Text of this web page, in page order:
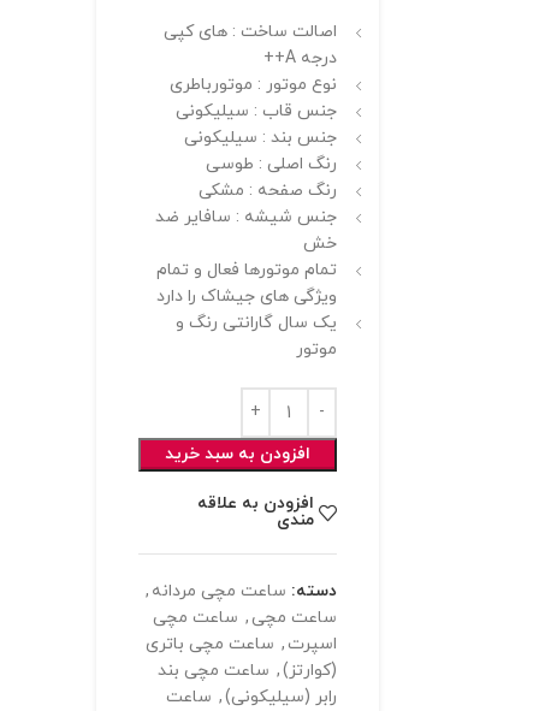
اصالت ساخت : های کپی
درجه A++
نوع موتور : موتورباطری
جنس قاب : سیلیکونی
جنس بند : سیلیکونی
رنگ اصلی : طوسی
رنگ صفحه : مشکی
جنس شیشه : سافایر ضد
خش
تمام موتورها فعال و تمام
ویژگی های جیشاک را دارد
یک سال گارانتی رنگ و
موتور
افزودن به سبد خرید
افزودن به علاقه
مندی
دسته: ساعت مچی مردانه ,
ساعت مچی , ساعت مچی
اسپرت , ساعت مچی باتری
(کوارتز), ساعت مچی بند
رابر (سیلیکونی), ساعت